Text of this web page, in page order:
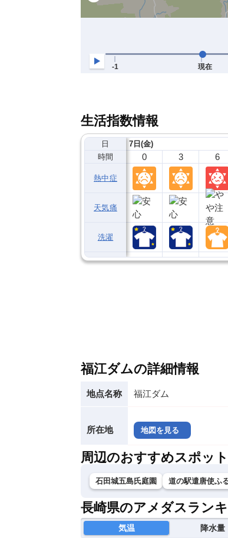
生活指数情報
日
時間
熱中症
天気痛
洗濯
7日(金)
0 3 6
福江ダムの詳細情報
地点名称 福江ダム
所在地 地図を見る
周辺のおすすめスポット
石田城五島氏庭園 道の駅遣唐使ふ
長崎県のアメダスラン
気温 降水量